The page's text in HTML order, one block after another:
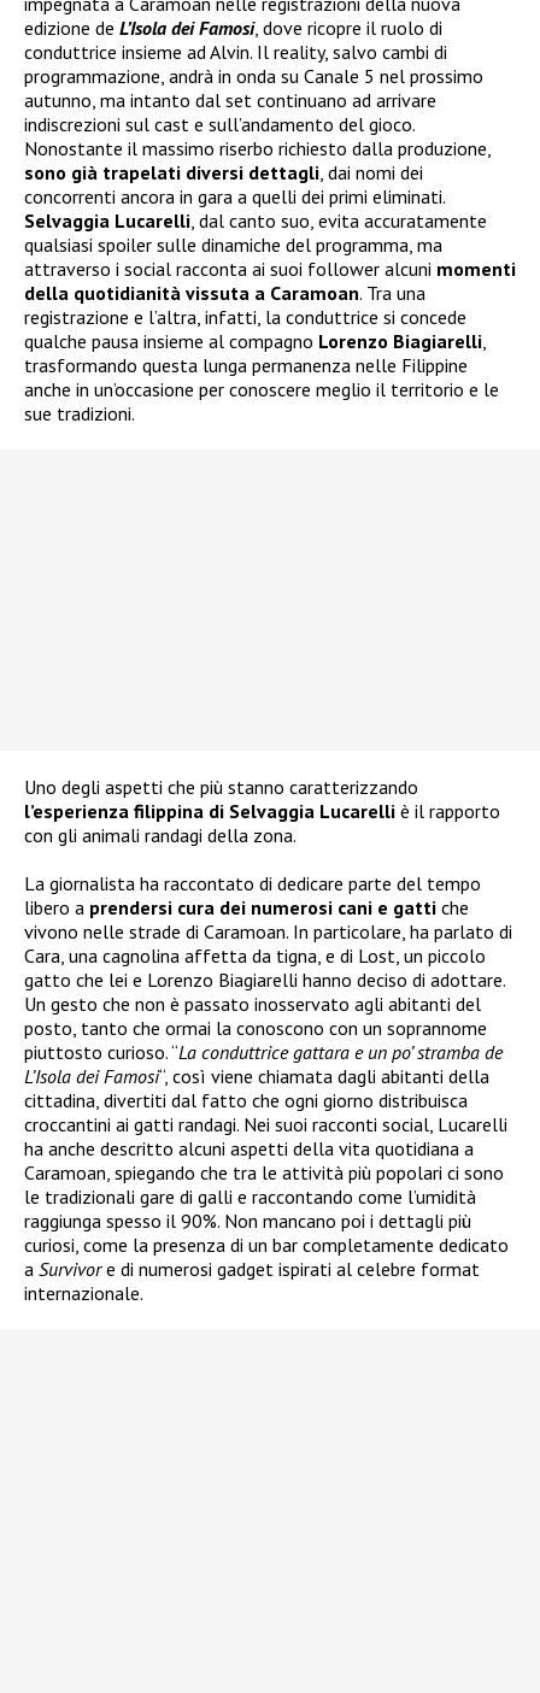
edizione de L’Isola dei Famosi, dove ricopre il ruolo di
conduttrice insieme ad Alvin. Il reality, salvo cambi di
programmazione, andrà in onda su Canale 5 nel prossimo
autunno, ma intanto dal set continuano ad arrivare
indiscrezioni sul cast e sull’andamento del gioco.
Nonostante il massimo riserbo richiesto dalla produzione,
sono già trapelati diversi dettagli, dai nomi dei
concorrenti ancora in gara a quelli dei primi eliminati.
Selvaggia Lucarelli, dal canto suo, evita accuratamente
qualsiasi spoiler sulle dinamiche del programma, ma
attraverso i social racconta ai suoi follower alcuni momenti
della quotidianità vissuta a Caramoan. Tra una
registrazione e l’altra, infatti, la conduttrice si concede
qualche pausa insieme al compagno Lorenzo Biagiarelli,
trasformando questa lunga permanenza nelle Filippine
anche in un’occasione per conoscere meglio il territorio e le
sue tradizioni.
Uno degli aspetti che più stanno caratterizzando
l’esperienza filippina di Selvaggia Lucarelli è il rapporto
con gli animali randagi della zona.
La giornalista ha raccontato di dedicare parte del tempo
libero a prendersi cura dei numerosi cani e gatti che
vivono nelle strade di Caramoan. In particolare, ha parlato di
Cara, una cagnolina affetta da tigna, e di Lost, un piccolo
gatto che lei e Lorenzo Biagiarelli hanno deciso di adottare.
Un gesto che non è passato inosservato agli abitanti del
posto, tanto che ormai la conoscono con un soprannome
piuttosto curioso. “La conduttrice gattara e un po’ stramba de
L’Isola dei Famosi“, così viene chiamata dagli abitanti della
cittadina, divertiti dal fatto che ogni giorno distribuisca
croccantini ai gatti randagi. Nei suoi racconti social, Lucarelli
ha anche descritto alcuni aspetti della vita quotidiana a
Caramoan, spiegando che tra le attività più popolari ci sono
le tradizionali gare di galli e raccontando come l’umidità
raggiunga spesso il 90%. Non mancano poi i dettagli più
curiosi, come la presenza di un bar completamente dedicato
a Survivore di numerosi gadget ispirati al celebre format
internazionale.